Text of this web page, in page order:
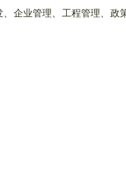
企业管理、工程管理、政